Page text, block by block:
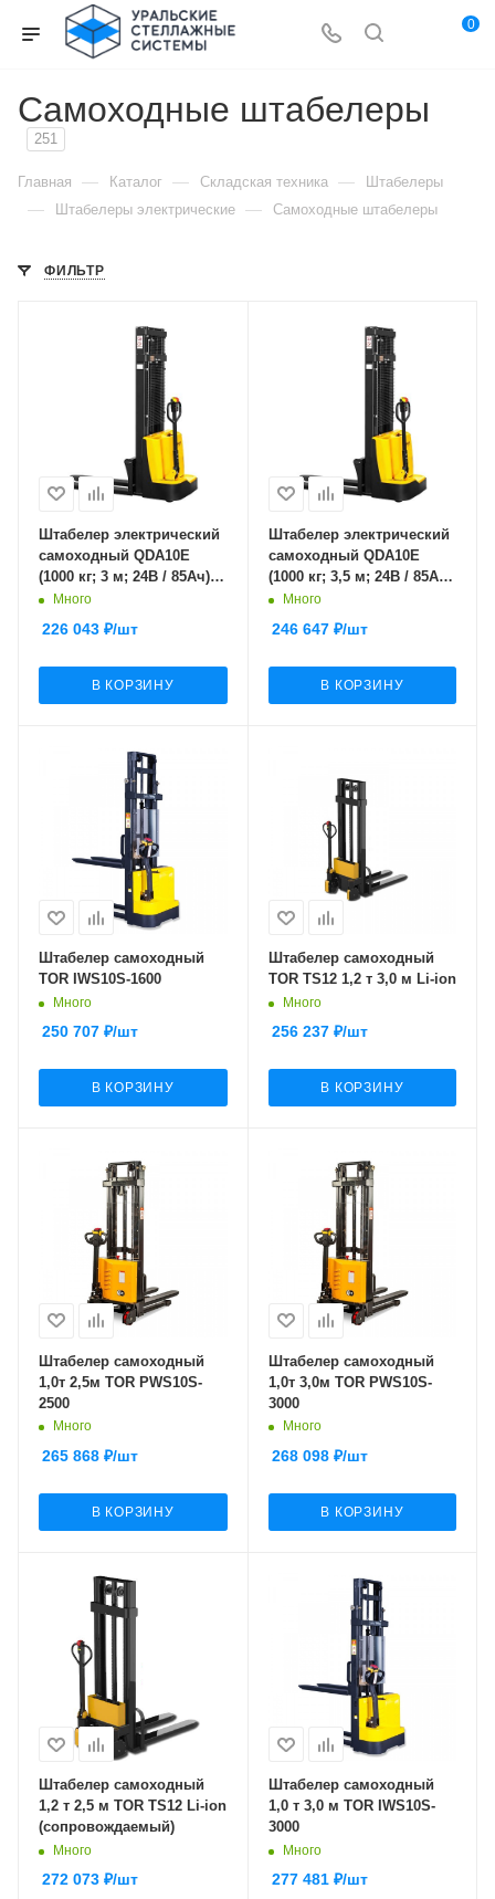
0
Самоходные штабелеры
251
Главная — Каталог — Складская техника — Штабелеры
— Штабелеры электрические — Самоходные штабелеры
ФИЛЬТР
Штабелер электрический
самоходный QDA10E
(1000 кг; 3 м; 24В / 85Ач)
SMARTLIFT (SMART)
Много
226 043 ₽/шт
В КОРЗИНУ
Штабелер электрический
самоходный QDA10E
(1000 кг; 3,5 м; 24В / 85Ач)
SMARTLIFT (SMART)
Много
246 647₽/шт
В КОРЗИНУ
Штабелер самоходный
TOR IWS10S-1600
Много
250 707 ₽/шт
В КОРЗИНУ
Штабелер самоходный
TOR TS12 1,2 т 3,0 м Li-ion
Много
256 237₽/шт
В КОРЗИНУ
Штабелер самоходный
1,0т 2,5м TOR PWS10S-
2500
Много
265 868 ₽/шт
В КОРЗИНУ
Штабелер самоходный
1,0т 3,0м TOR PWS10S-
3000
Много
268 098₽/шт
В КОРЗИНУ
Штабелер самоходный
1,2 т 2,5 м TOR TS12 Li-ion
(сопровождаемый)
Много
272 073 ₽/шт
Штабелер самоходный
1,0 т 3,0 м TOR IWS10S-
3000
Много
277 481₽/шт